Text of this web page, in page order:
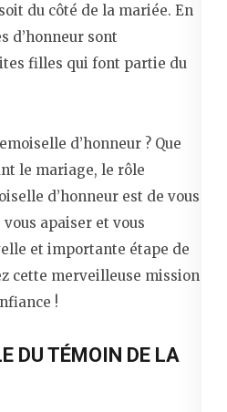
du côté de la mariée. En
d’honneur sont
filles qui font partie du
d’honneur ? Que
le mariage, le rôle
d’honneur est de vous
apaiser et vous
et importante étape de
cette merveilleuse mission
!
DU TÉMOIN DE LA